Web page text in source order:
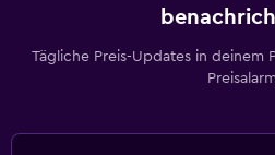
Tägliche Preis-Updates in deinem